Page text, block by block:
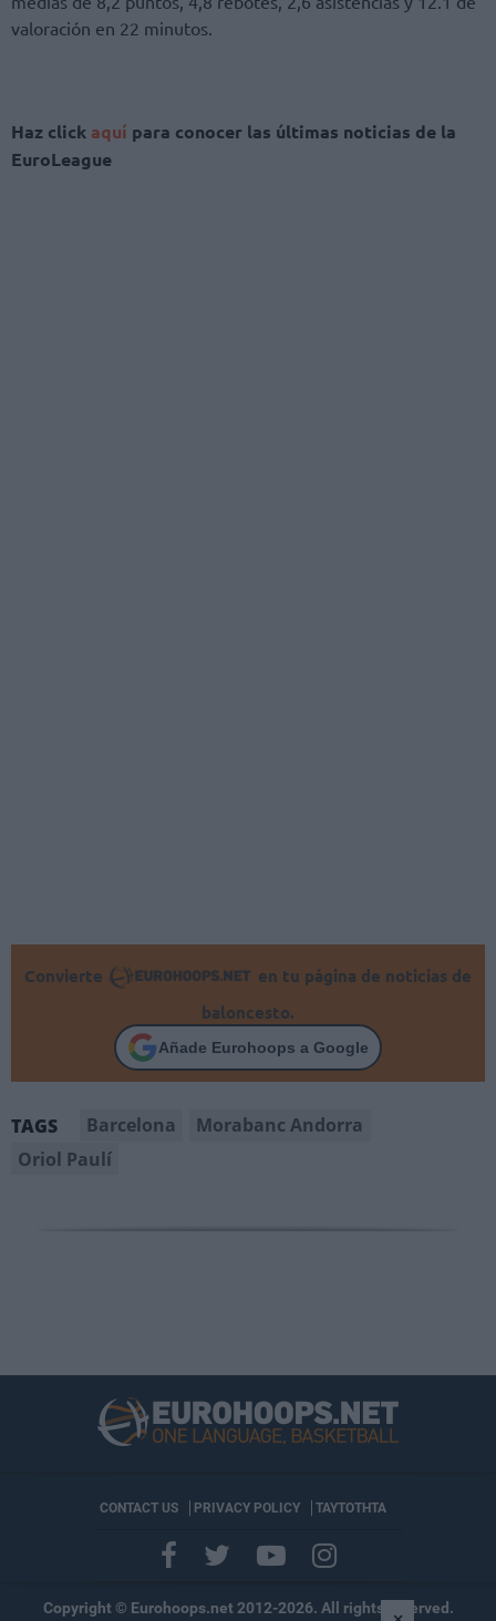
valoración en 22 minutos.
Haz click aquí para conocer las últimas noticias de la
EuroLeague
Convierte
en tu página de noticias de
baloncesto.
Añade Eurohoops a Google
TAGS Barcelona
Morabanc Andorra
Oriol Paulí
CONTACT US PRIVACY POLICY ΤΑΥΤΟΤΗΤΑ
Copyright © Eurohoops.net 2012-2026. All rights reserved.